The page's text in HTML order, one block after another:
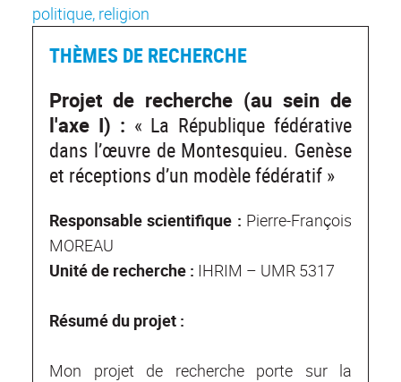
politique, religion
THÈMES DE RECHERCHE
Projet de recherche (au sein de
l'axe I) : « La République fédérative
dans l’œuvre de Montesquieu. Genèse
et réceptions d’un modèle fédératif »
Responsable scientifique : Pierre-François
MOREAU
Unité de recherche : IHRIM – UMR 5317
Résumé du projet :
Mon projet de recherche porte sur la